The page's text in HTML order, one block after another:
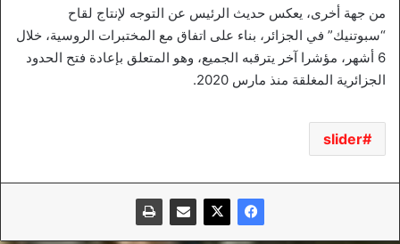
من جهة أخرى، يعكس حديث الرئيس عن التوجه لإنتاج لقاح
“سبوتنيك” في الجزائر، بناء على اتفاق مع المختبرات الروسية، خلال
6 أشهر، مؤشرا آخر يترقبه الجميع، وهو المتعلق بإعادة فتح الحدود
الجزائرية المغلقة منذ مارس 2020.
slider